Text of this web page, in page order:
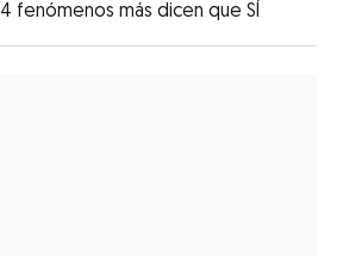
4 fenómenos más dicen que SÍ